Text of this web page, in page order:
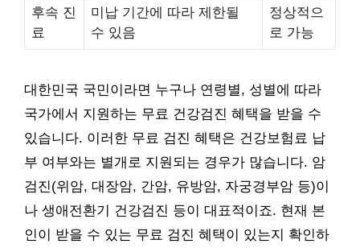
후속 진
료
미납 기간에 따라 제한될
수 있음
정상적으
로 가능
대한민국 국민이라면 누구나 연령별, 성별에 따라
국가에서 지원하는 무료 건강검진 혜택을 받을 수
있습니다. 이러한 무료 검진 혜택은 건강보험료 납
부 여부와는 별개로 지원되는 경우가 많습니다. 암
검진(위암, 대장암, 간암, 유방암, 자궁경부암 등)이
나 생애전환기 건강검진 등이 대표적이죠. 현재 본
인이 받을 수 있는 무료 검진 혜택이 있는지 확인하